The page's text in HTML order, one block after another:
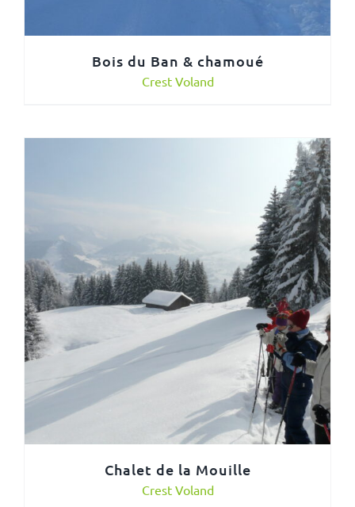
Bois du Ban & chamoué
Crest Voland
Chalet de la Mouille
Crest Voland